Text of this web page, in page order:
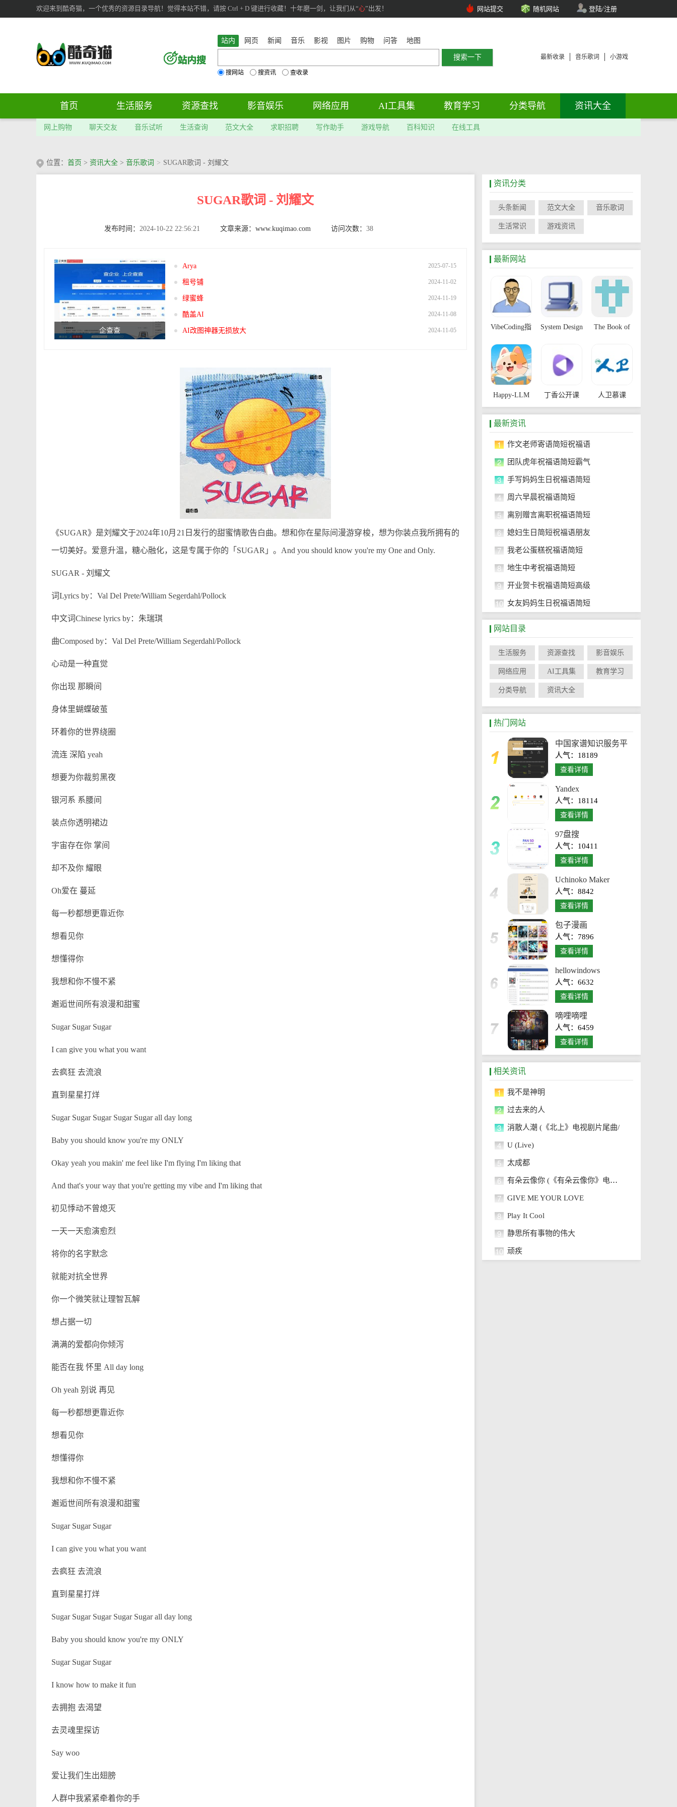
欢迎来到酷奇猫，一个优秀的资源目录导航！觉得本站不错，请按 Ctrl + D 键进行收藏！十年磨一剑，让我们从“心”出发！ 网站提交 随机网站 登陆/注册
站内 网页 新闻 音乐 影视 图片 购物 问答 地图
搜网站 搜资讯 查收录
最新收录 音乐歌词 小游戏
首页 生活服务 资源查找 影音娱乐 网络应用 AI工具集 教育学习 分类导航 资讯大全
网上购物 聊天交友 音乐试听 生活查询 范文大全 求职招聘 写作助手 游戏导航 百科知识 在线工具
位置： 首页 > 资讯大全 > 音乐歌词 > SUGAR歌词 - 刘耀文
SUGAR歌词 - 刘耀文
发布时间： 2024-10-22 22:56:21 文章来源： www.kuqimao.com 访问次数： 38
企查查
Arya 2025-07-15
租号铺 2024-11-02
绿蜜蜂 2024-11-19
酷盖AI 2024-11-08
AI改图神器无损放大 2024-11-05
《SUGAR》是刘耀文于2024年10月21日发行的甜蜜情歌告白曲。想和你在星际间漫游穿梭，想为你装点我所拥有的
一切美好。爱意升温，糖心融化，这是专属于你的「SUGAR」。And you should know you're my One and Only. ​
SUGAR - 刘耀文
词Lyrics by：Val Del Prete/William Segerdahl/Pollock
中文词Chinese lyrics by：朱瑞琪
曲Composed by：Val Del Prete/William Segerdahl/Pollock
心动是一种直觉
你出现 那瞬间
身体里蝴蝶破茧
环着你的世界绕圈
流连 深陷 yeah
想要为你裁剪黑夜
银河系 系腰间
装点你透明裙边
宇宙存在你 掌间
却不及你 耀眼
Oh爱在 蔓延
每一秒都想更靠近你
想看见你
想懂得你
我想和你不慢不紧
邂逅世间所有浪漫和甜蜜
Sugar Sugar Sugar
I can give you what you want
去疯狂 去流浪
直到星星打烊
Sugar Sugar Sugar Sugar Sugar all day long
Baby you should know you're my ONLY
Okay yeah you makin' me feel like I'm flying I'm liking that
And that's your way that you're getting my vibe and I'm liking that
初见悸动不曾熄灭
一天一天愈演愈烈
将你的名字默念
就能对抗全世界
你一个微笑就让理智瓦解
想占据一切
满满的爱都向你倾泻
能否在我 怀里 All day long
Oh yeah 别说 再见
每一秒都想更靠近你
想看见你
想懂得你
我想和你不慢不紧
邂逅世间所有浪漫和甜蜜
Sugar Sugar Sugar
I can give you what you want
去疯狂 去流浪
直到星星打烊
Sugar Sugar Sugar Sugar Sugar all day long
Baby you should know you're my ONLY
Sugar Sugar Sugar
I know how to make it fun
去拥抱 去渴望
去灵魂里探访
Say woo
爱让我们生出翅膀
人群中我紧紧牵着你的手
资讯分类
头条新闻 范文大全 音乐歌词
生活常识 游戏资讯
最新网站
VibeCoding指
南
System Design The Book of
Knowledge
Happy-LLM 丁香公开课 人卫慕课
最新资讯
1 作文老师寄语简短祝福语
2 团队虎年祝福语简短霸气
3 手写妈妈生日祝福语简短
4 周六早晨祝福语简短
5 离别赠言离职祝福语简短
6 媳妇生日简短祝福语朋友
7 我老公蛋糕祝福语简短
8 地生中考祝福语简短
9 开业贺卡祝福语简短高级
10 女友妈妈生日祝福语简短
网站目录
生活服务 资源查找 影音娱乐
网络应用 AI工具集 教育学习
分类导航 资讯大全
热门网站
中国家谱知识服务平
台
人气：18189
查看详情
Yandex
人气：18114
查看详情
97盘搜
人气：10411
查看详情
Uchinoko Maker
人气：8842
查看详情
包子漫画
人气：7896
查看详情
hellowindows
人气：6632
查看详情
嘀哩嘀哩
人气：6459
查看详情
相关资讯
1 我不是神明
2 过去来的人
3 消散人潮 (《北上》电视剧片尾曲/
4 U (Live)
5 太成都
6 有朵云像你 (《有朵云像你》电影主
7 GIVE ME YOUR LOVE
8 Play It Cool
9 静思所有事物的伟大
10 顽疾